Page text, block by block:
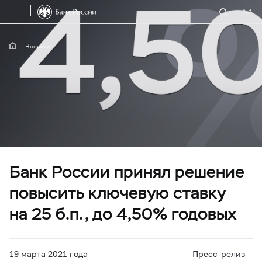
Новости
Банк России принял решение
повысить ключевую ставку
на 25 б.п., до 4,50% годовых
19 марта 2021 года Пресс-релиз